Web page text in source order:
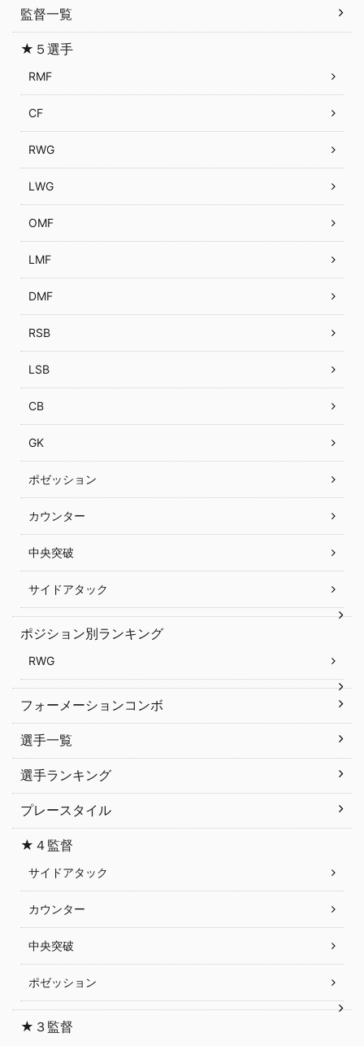
監督一覧
★５選手
RMF
CF
RWG
LWG
OMF
LMF
DMF
RSB
LSB
CB
GK
ポゼッション
カウンター
中央突破
サイドアタック
ポジション別ランキング
RWG
フォーメーションコンボ
選手一覧
選手ランキング
プレースタイル
★４監督
サイドアタック
カウンター
中央突破
ポゼッション
★３監督